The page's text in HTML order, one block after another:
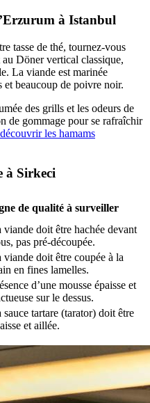
à Istanbul
tasse de thé, tournez-vous
Döner vertical classique,
La viande est marinée
et beaucoup de poivre noir.
des grills et les odeurs de
de gommage pour se rafraîchir
les hamams
à Sirkeci
de qualité à surveiller
viande doit être hachée devant
pas pré-découpée.
viande doit être coupée à la
en fines lamelles.
d’une mousse épaisse et
sur le dessus.
sauce tartare (tarator) doit être
et aillée.